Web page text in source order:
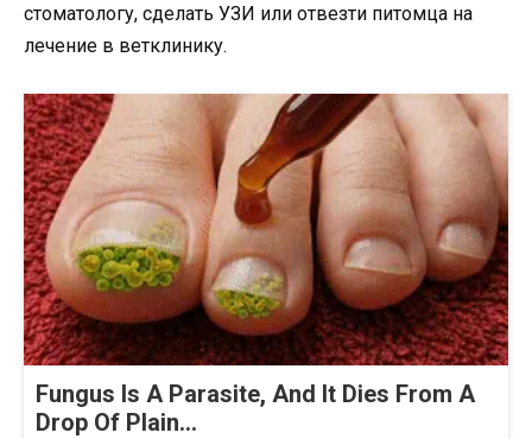
стоматологу, сделать УЗИ или отвезти питомца на
лечение в ветклинику.
Fungus Is A Parasite, And It Dies From A
Drop Of Plain...